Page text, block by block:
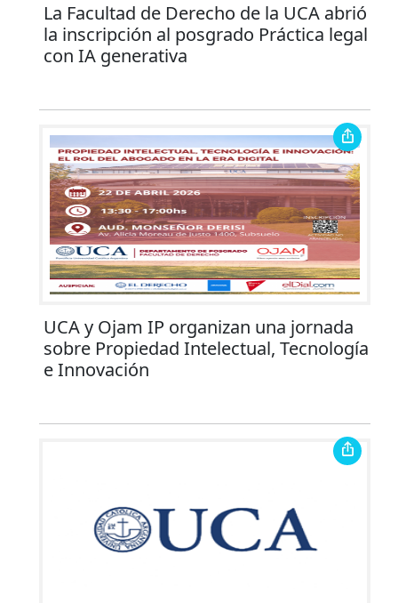
La Facultad de Derecho de la UCA abrió
la inscripción al posgrado Práctica legal
con IA generativa
UCA y Ojam IP organizan una jornada
sobre Propiedad Intelectual, Tecnología
e Innovación